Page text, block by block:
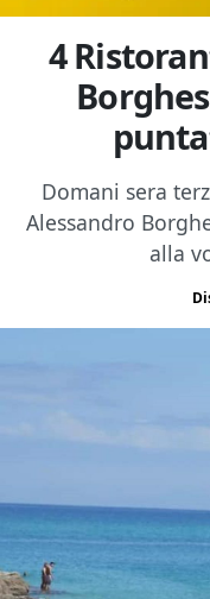
4
Domani sera
Alessandro
alla